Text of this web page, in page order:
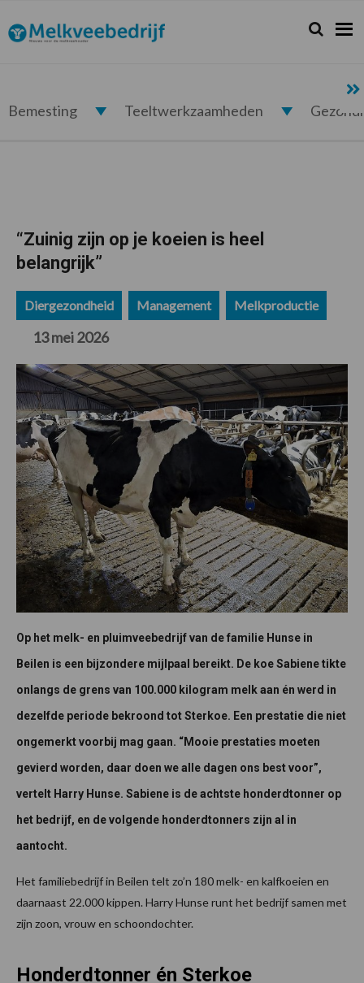
de
hoofdnavigatie
de
hoofd
de
eerste
de
voettekst
Melkveebedrijf.nl Zoeken...
Zoek
Bemesting Teeltwerkzaamheden
“Zuinig zijn op je koeien is heel
belangrijk”
Diergezondheid Management Melkproductie
13 mei 2026
Op het melk- en pluimveebedrijf van de familie Hunse in
Beilen is een bijzondere mijlpaal bereikt. De koe Sabiene tikte
onlangs de grens van 100.000 kilogram melk aan én werd in
dezelfde periode bekroond tot Sterkoe. Een prestatie die niet
ongemerkt voorbij mag gaan. “Mooie prestaties moeten
gevierd worden, daar doen we alle dagen ons best voor”,
vertelt Harry Hunse. Sabiene is de achtste honderdtonner op
het bedrijf, en de volgende honderdtonners zijn al in
aantocht.
Het familiebedrijf in Beilen telt zo’n 180 melk- en kalfkoeien en
daarnaast 22.000 kippen. Harry Hunse runt het bedrijf samen met
zijn zoon, vrouw en schoondochter.
Honderdtonner én Sterkoe